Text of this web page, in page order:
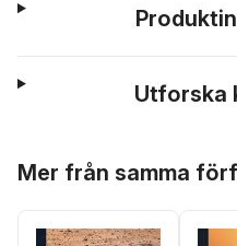
Utforska
Mer från samma